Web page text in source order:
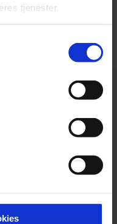
tjenester.